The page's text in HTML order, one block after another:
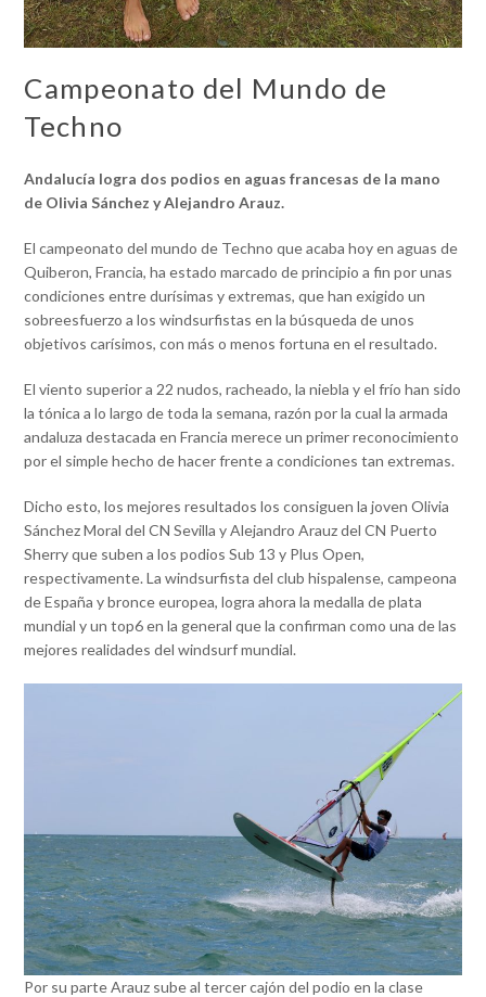
Campeonato del Mundo de
Techno
Andalucía logra dos podios en aguas francesas de la mano
de Olivia Sánchez y Alejandro Arauz.
El campeonato del mundo de Techno que acaba hoy en aguas de
Quiberon, Francia, ha estado marcado de principio a fin por unas
condiciones entre durísimas y extremas, que han exigido un
sobreesfuerzo a los windsurfistas en la búsqueda de unos
objetivos carísimos, con más o menos fortuna en el resultado.
El viento superior a 22 nudos, racheado, la niebla y el frío han sido
la tónica a lo largo de toda la semana, razón por la cual la armada
andaluza destacada en Francia merece un primer reconocimiento
por el simple hecho de hacer frente a condiciones tan extremas.
Dicho esto, los mejores resultados los consiguen la joven Olivia
Sánchez Moral del CN Sevilla y Alejandro Arauz del CN Puerto
Sherry que suben a los podios Sub 13 y Plus Open,
respectivamente. La windsurfista del club hispalense, campeona
de España y bronce europea, logra ahora la medalla de plata
mundial y un top6 en la general que la confirman como una de las
mejores realidades del windsurf mundial.
Por su parte Arauz sube al tercer cajón del podio en la clase